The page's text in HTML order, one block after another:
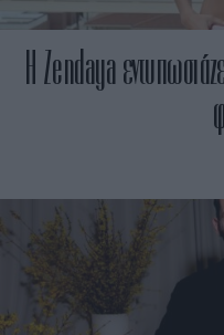
H Zendaya